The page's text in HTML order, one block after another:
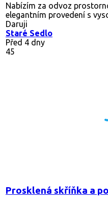
Nabízím za odvoz
elegantním provedení s
Daruji
Staré Sedlo
Před 4 dny
45
Prosklená skříňka a